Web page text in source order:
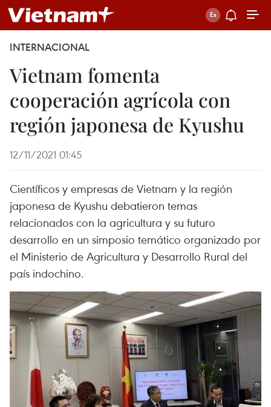
INTERNACIONAL
Vietnam fomenta
cooperación agrícola con
región japonesa de Kyushu
12/11/2021 01:45
Científicos y empresas de Vietnam y la región
japonesa de Kyushu debatieron temas
relacionados con la agricultura y su futuro
desarrollo en un simposio temático organizado por
el Ministerio de Agricultura y Desarrollo Rural del
país indochino.